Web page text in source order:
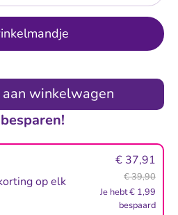
aan winkelwagen
op elk
€ 37,91
€ 39,90
Je hebt € 1,99
bespaard